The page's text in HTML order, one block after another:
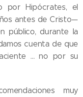
por Hipócrates, el
antes de Cristo—
público, durante la
cuenta de que
… no por su
muy